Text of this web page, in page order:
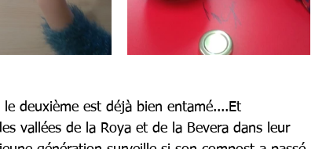
deuxième est déjà bien entamé....Et
vallées de la Roya et de la Bevera dans leur